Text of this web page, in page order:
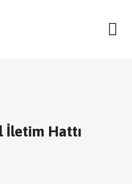
İletim Hattı